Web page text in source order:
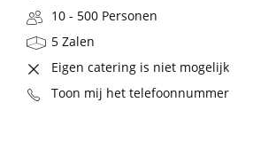
10 - 500 Personen
5 Zalen
Eigen catering is niet mogelijk
Toon mij het telefoonnummer